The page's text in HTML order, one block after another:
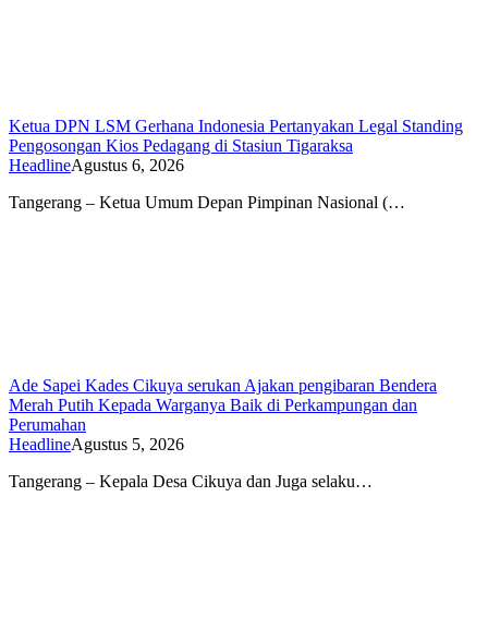
Ketua DPN LSM Gerhana Indonesia Pertanyakan Legal Standing
Pengosongan Kios Pedagang di Stasiun Tigaraksa
HeadlineAgustus 6, 2026
Tangerang – Ketua Umum Depan Pimpinan Nasional (…
Ade Sapei Kades Cikuya serukan Ajakan pengibaran Bendera
Merah Putih Kepada Warganya Baik di Perkampungan dan
Perumahan
HeadlineAgustus 5, 2026
Tangerang – Kepala Desa Cikuya dan Juga selaku…